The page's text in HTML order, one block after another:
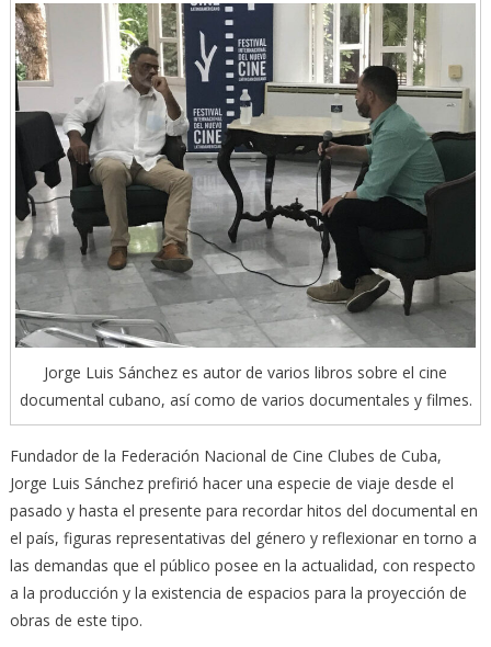
Jorge Luis Sánchez es autor de varios libros sobre el cine
documental cubano, así como de varios documentales y filmes.
Fundador de la Federación Nacional de Cine Clubes de Cuba,
Jorge Luis Sánchez prefirió hacer una especie de viaje desde el
pasado y hasta el presente para recordar hitos del documental en
el país, figuras representativas del género y reflexionar en torno a
las demandas que el público posee en la actualidad, con respecto
a la producción y la existencia de espacios para la proyección de
obras de este tipo.